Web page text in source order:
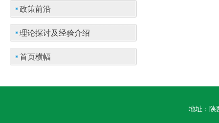
政策前沿
理论探讨及经验介绍
首页横幅
地址：陕